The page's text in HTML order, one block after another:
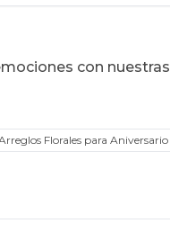
con nuestras
Florales para Aniversario